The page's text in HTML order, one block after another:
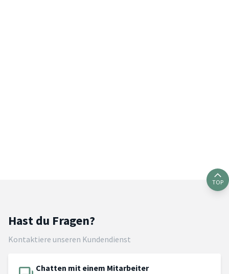
TOP
Hast du Fragen?
Kontaktiere unseren Kundendienst
Chatten mit einem Mitarbeiter